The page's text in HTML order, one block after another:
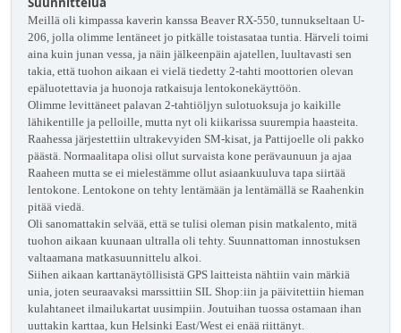
Meillä oli kimpassa kaverin kanssa Beaver RX-550, tunnukseltaan U-
206, jolla olimme lentäneet jo pitkälle toistasataa tuntia. Härveli toimi
aina kuin junan vessa, ja näin jälkeenpäin ajatellen, luultavasti sen
takia, että tuohon aikaan ei vielä tiedetty 2-tahti moottorien olevan
epäluotettavia ja huonoja ratkaisuja lentokonekäyttöön.
Olimme levittäneet palavan 2-tahtiöljyn sulotuoksuja jo kaikille
lähikentille ja pelloille, mutta nyt oli kiikarissa suurempia haasteita.
Raahessa järjestettiin ultrakevyiden SM-kisat, ja Pattijoelle oli pakko
päästä. Normaalitapa olisi ollut survaista kone perävaunuun ja ajaa
Raaheen mutta se ei mielestämme ollut asiaankuuluva tapa siirtää
lentokone. Lentokone on tehty lentämään ja lentämällä se Raahenkin
pitää viedä.
Oli sanomattakin selvää, että se tulisi oleman pisin matkalento, mitä
tuohon aikaan kuunaan ultralla oli tehty. Suunnattoman innostuksen
valtaamana matkasuunnittelu alkoi.
Siihen aikaan karttanäytöllisistä GPS laitteista nähtiin vain märkiä
unia, joten seuraavaksi marssittiin SIL Shop:iin ja päivitettiin hieman
kulahtaneet ilmailukartat uusimpiin. Joutuihan tuossa ostamaan ihan
uuttakin karttaa, kun Helsinki East/West ei enää riittänyt.